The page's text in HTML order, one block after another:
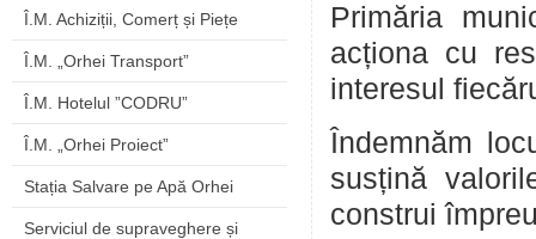
Î.M. Achiziții, Comerț și Piețe
Î.M. „Orhei Transport”
Î.M. Hotelul ”CODRU”
Î.M. „Orhei Proiect”
Stația Salvare pe Apă Orhei
Serviciul de supraveghere și
Primăria
acționa cu
interesul
Îndemnăm
susțină
construi